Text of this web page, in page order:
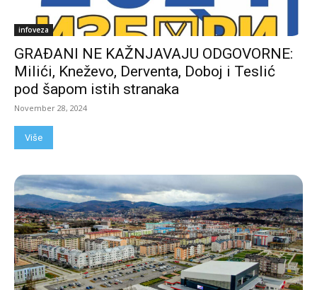
infoveza
GRAĐANI NE KAŽNJAVAJU ODGOVORNE:
Milići, Kneževo, Derventa, Doboj i Teslić
pod šapom istih stranaka
November 28, 2024
Više